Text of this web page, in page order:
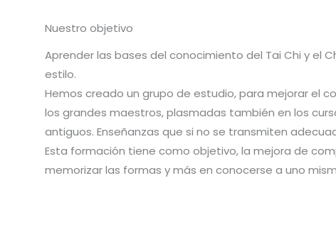
Nuestro objetivo
Aprender las bases del conocimiento del Tai Chi y el
estilo.
Hemos creado un grupo de estudio, para mejorar el
los grandes maestros, plasmadas también en los
antiguos. Enseñanzas que si no se transmiten
Esta formación tiene como objetivo, la mejora de
memorizar las formas y más en conocerse a uno